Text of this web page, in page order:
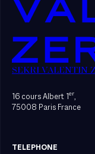
SEKRI VALENTIN
16 cours Albert 1er,
75008 Paris France
TELEPHONE